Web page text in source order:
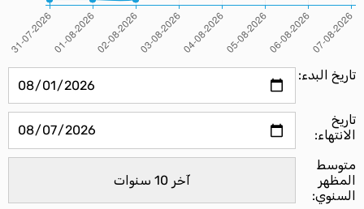
تاريخ البدء:
تاريخ
الانتهاء:
متوسط ​​
المظهر
السنوي: